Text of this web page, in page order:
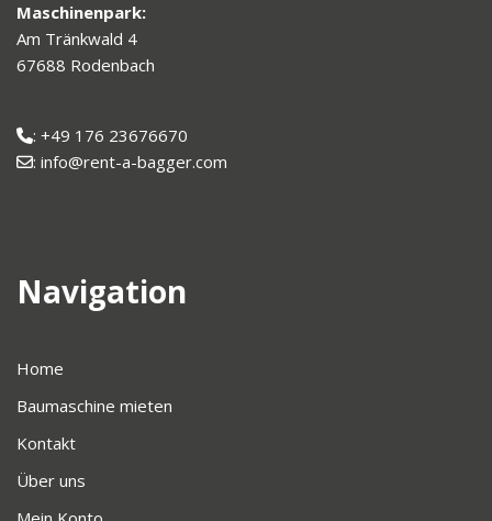
Maschinenpark:
Am Tränkwald 4
67688 Rodenbach
: +49 176 23676670
: info@rent-a-bagger.com
Navigation
Home
Baumaschine mieten
Kontakt
Über uns